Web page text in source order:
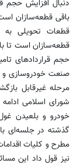
دنبال افزایش حجم
باقی قطعه‌سازان
قطعات تحویلی به
قطعه‌سازان است تا
حجم قراردادهای
صنعت خودروسازی
مرحله غیرقابل
شورای اسلامی
خودرو و بلعیدن
گذشته در جلسه‌ای
مطرح و کلیات
نیز قول داد این